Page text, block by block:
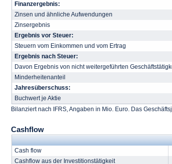
Finanzergebnis:
Zinsen und ähnliche Aufwendungen
Zinsergebnis
Ergebnis vor Steuer:
Steuern vom Einkommen und vom Ertrag
Ergebnis nach Steuer:
Davon Ergebnis von nicht weitergeführten
Minderheitenanteil
Jahresüberschuss:
Buchwert je Aktie
Bilanziert nach IFRS, Angaben in Mio. Euro. Das
Cashflow
Cash flow
Cashflow aus der Investitionstätigkeit